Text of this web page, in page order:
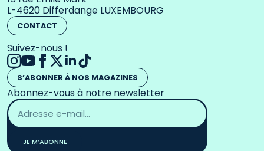
L-4620 Differdange LUXEMBOURG
CONTACT
Suivez-nous !
S’ABONNER À NOS MAGAZINES
Abonnez-vous à notre newsletter
Adresse
email
*
JE M’ABONNE